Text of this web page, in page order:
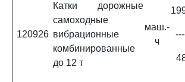
120926
Катки дорожные
самоходные
вибрационные
комбинированные
до 12 т
маш.-
ч